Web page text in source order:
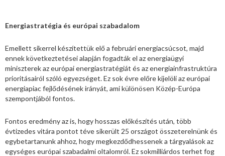
Energiastratégia és európai szabadalom
Emellett sikerrel készítettük elő a februári energiacsúcsot, majd
ennek következtetései alapján fogadták el az energiaügyi
miniszterek az európai energiastratégiát és az energiainfrastruktúra
prioritásairól szóló egyezséget. Ez sok évre előre kijelöli az európai
energiapiac fejlődésének irányát, ami különösen Közép-Európa
szempontjából fontos.
Fontos eredmény az is, hogy hosszas előkészítés után, több
évtizedes vitára pontot téve sikerült 25 országot összeterelnünk és
egybetartanunk ahhoz, hogy megkezdődhessenek a tárgyalások az
egységes európai szabadalmi oltalomról. Ez sokmilliárdos terhet fog